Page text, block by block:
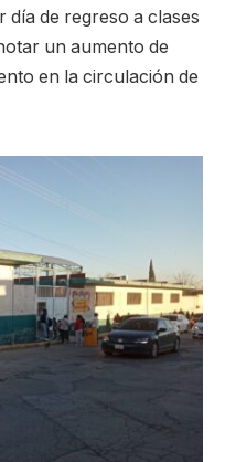
de regreso a clases
un aumento de
en la circulación de